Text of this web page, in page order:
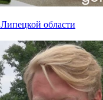
области